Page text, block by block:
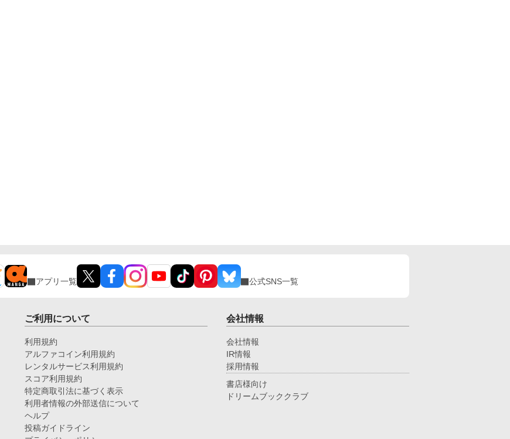
アプリ一覧 公式SNS一覧
ご利用について
利用規約
アルファコイン利用規約
レンタルサービス利用規約
スコア利用規約
特定商取引法に基づく表示
利用者情報の外部送信について
ヘルプ
投稿ガイドライン
会社情報
会社情報
IR情報
採用情報
書店様向け
ドリームブッククラブ